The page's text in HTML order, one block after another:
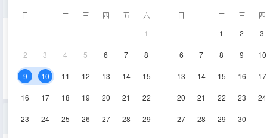
日 一 二 三 四 五
六
1
2 3 4 5 6 7 8
9 10 11 12 13 14 15
16 17 18 19 20 21 22
23 24 25 26 27 28 29
日 一 二 三
四
1
2 3
6 7 8 9 10
13 14 15 16 17
20 21 22 23 24
27 28 29 30
114㎡ 空調